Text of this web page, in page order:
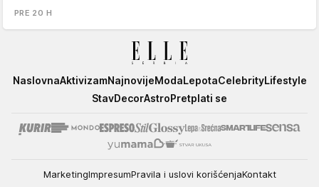
PRE 20 H
Elle
NaslovnaAktivizamNajnovijeModaLepotaCelebrityLifestyle
StavDecorAstroPretplati se
MarketingImpresumPravila i uslovi korišćenjaKontakt